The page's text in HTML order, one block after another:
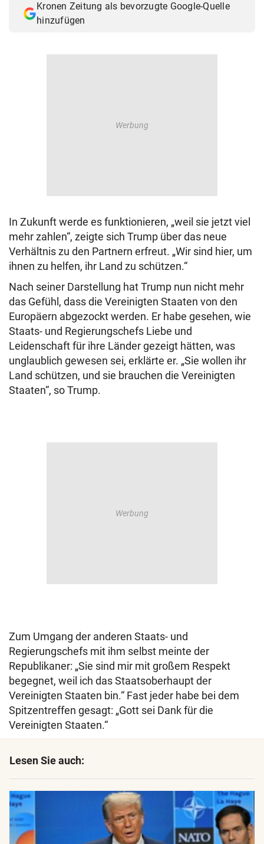
Kronen Zeitung als bevorzugte Google-Quelle
hinzufügen
In Zukunft werde es funktionieren, „weil sie jetzt viel
mehr zahlen“, zeigte sich Trump über das neue
Verhältnis zu den Partnern erfreut. „Wir sind hier, um
ihnen zu helfen, ihr Land zu schützen.“
Nach seiner Darstellung hat Trump nun nicht mehr
das Gefühl, dass die Vereinigten Staaten von den
Europäern abgezockt werden. Er habe gesehen, wie
Staats- und Regierungschefs Liebe und
Leidenschaft für ihre Länder gezeigt hätten, was
unglaublich gewesen sei, erklärte er. „Sie wollen ihr
Land schützen, und sie brauchen die Vereinigten
Staaten“, so Trump.
Zum Umgang der anderen Staats- und
Regierungschefs mit ihm selbst meinte der
Republikaner: „Sie sind mir mit großem Respekt
begegnet, weil ich das Staatsoberhaupt der
Vereinigten Staaten bin.“ Fast jeder habe bei dem
Spitzentreffen gesagt: „Gott sei Dank für die
Vereinigten Staaten.“
Lesen Sie auch: